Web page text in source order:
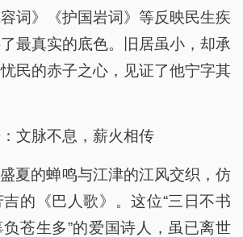
词》《护国岩词》等反映民生疾
最真实的底色。旧居虽小，却承
民的赤子之心，见证了他宁字其
文脉不息，薪火相传
夏的蝉鸣与江津的江风交织，仿
的《巴人歌》。这位“三日不书
苍生多”的爱国诗人，虽已离世